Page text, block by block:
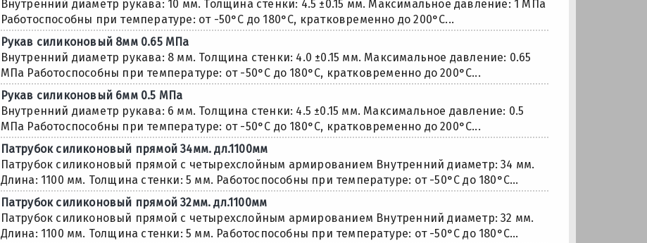
Внутренний диаметр рукава: 10 мм. Толщина стенки: 4.5 ±0.15 мм. Максимальное давление: 1 МПа
Работоспособны при температуре: от -50°С до 180°С, кратковременно до 200°С...
Рукaв силиконовый 8мм 0.65 МПа
Внутренний диаметр рукава: 8 мм. Толщина стенки: 4.0 ±0.15 мм. Максимальное давление: 0.65
МПа Работоспособны при температуре: от -50°С до 180°С, кратковременно до 200°С...
Рукaв силиконовый 6мм 0.5 МПа
Внутренний диаметр рукава: 6 мм. Толщина стенки: 4.5 ±0.15 мм. Максимальное давление: 0.5
МПа Работоспособны при температуре: от -50°С до 180°С, кратковременно до 200°С...
Патрубок силиконовый прямой 34мм. дл.1100мм
Патрубок силиконовый прямой с четырехслойным армированием Внутренний диаметр: 34 мм.
Длина: 1100 мм. Толщина стенки: 5 мм. Работоспособны при температуре: от -50°С до 180°С...
Патрубок силиконовый прямой 32мм. дл.1100мм
Патрубок силиконовый прямой с четырехслойным армированием Внутренний диаметр: 32 мм.
Длина: 1100 мм. Толщина стенки: 5 мм. Работоспособны при температуре: от -50°С до 180°С...